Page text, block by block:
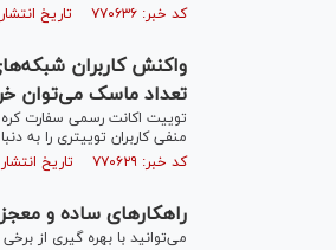
کد خبر: ۷۷۰۶۳۶ تاریخ انتشار : ۱۴۰۰/۰۸/۱۰
تعداد ماسک می‌توان
منفی کاربران توییتری را به
کد خبر: ۷۷۰۶۲۹ تاریخ انتشار : ۱۴۰۰/۰۸/۱۰
راهکار‌های ساده و
می‌توانید با بهره گیری از